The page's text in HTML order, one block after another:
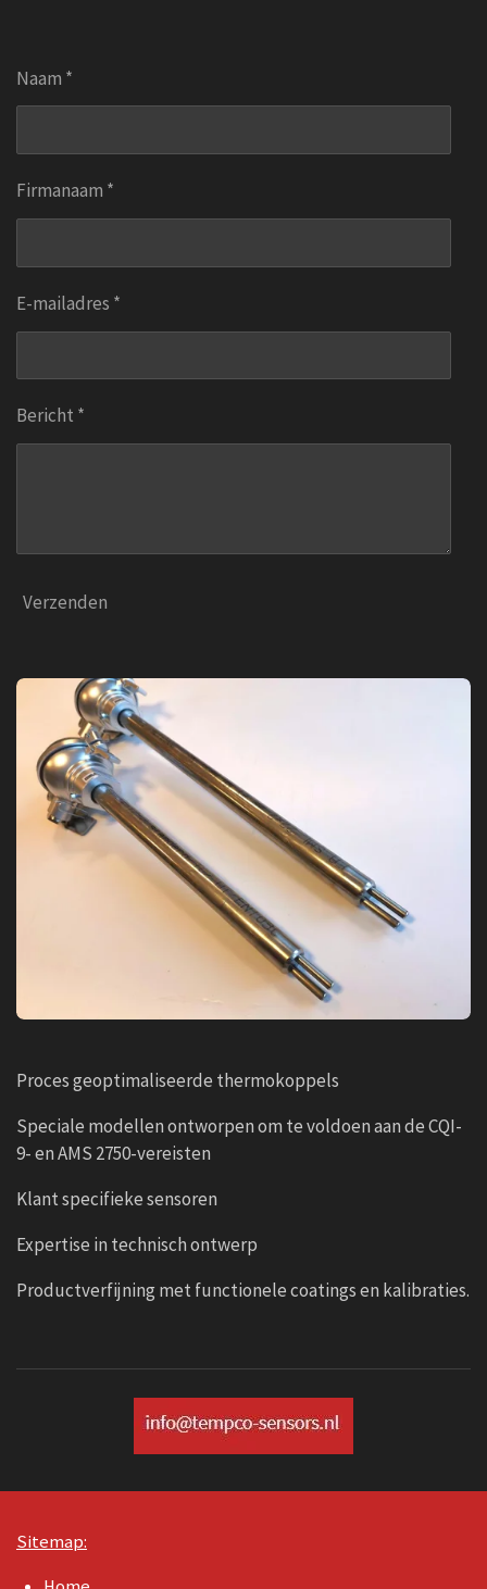
Naam *
Firmanaam *
E-mailadres *
Bericht *
Verzenden
Proces geoptimaliseerde thermokoppels
Speciale modellen ontworpen om te voldoen aan de CQI-
9- en AMS 2750-vereisten
Klant specifieke sensoren
Expertise in technisch ontwerp
Productverfijning met functionele coatings en kalibraties.
Sitemap: